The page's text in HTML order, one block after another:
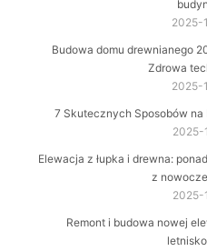
2025-
Budowa domu drewnianego
Zdrowa
2025-
7 Skutecznych Sposobów
2025-
Elewacja z łupka i drewna:
z
2025-
Remont i budowa nowej